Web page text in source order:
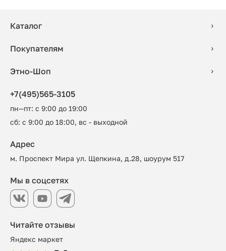
Каталог
Покупателям
Этно-Шоп
+7(495)565-3105
пн—пт: с 9:00 до 19:00
сб: с 9:00 до 18:00, вс - выходной
Читайте отзывы
Яндекс маркет
Адрес
м. Проспект Мира ул. Щепкина, д.28, шоурум 517
Мы в соцсетях